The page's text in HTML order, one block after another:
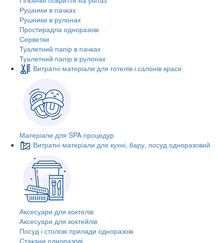
Рушники в пачках
Рушники в рулонах
Простирадла одноразові
Серветки
Туалетний папір в пачках
Туалетний папір в рулонах
Витратні матеріали для готелів і салонів краси
Матеріали для SPA процедур
Витратні матеріали для кухні, бару, посуд одноразовий
Аксесуари для коктелів
Аксесуари для коктейлів
Посуд і столові прилади одноразові
Стакани одноразові